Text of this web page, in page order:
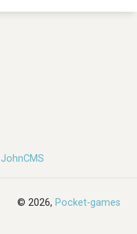
JohnCMS
© 2026, Pocket-games